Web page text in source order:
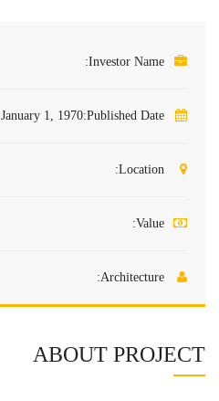
Investor Name:
Published Date:
January 1, 1970
Location:
Value:
Architecture:
ABOUT PROJECT